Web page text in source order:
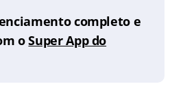
completo e
oSuper App do